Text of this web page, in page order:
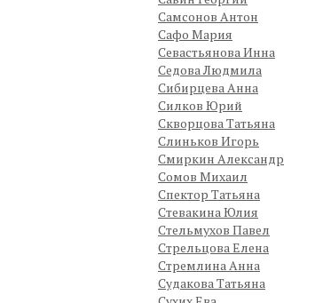
Самсонов Антон
Сафо Мария
Севастьянова Инна
Седова Людмила
Сибирцева Анна
Силков Юрий
Скворцова Татьяна
Слиньков Игорь
Смиркин Александр
Сомов Михаил
Спектор Татьяна
Стевакина Юлия
Стельмухов Павел
Стрельцова Елена
Стремлина Анна
Судакова Татьяна